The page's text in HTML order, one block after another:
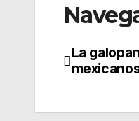
La